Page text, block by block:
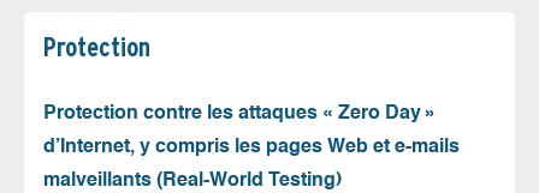
Protection
Protection contre les attaques « Zero Day »
d’Internet, y compris les pages Web et e-mails
malveillants (Real-World Testing)